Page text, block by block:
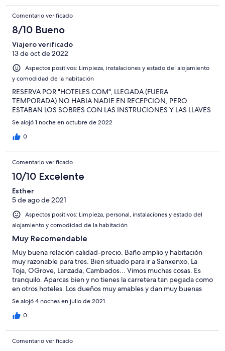
Comentario verificado
8/10 Bueno
Viajero verificado
13 de oct de 2022
Aspectos positivos: Limpieza, instalaciones y estado del alojamiento
y comodidad de la habitación
RESERVA POR "HOTELES.COM", LLEGADA (FUERA
TEMPORADA) NO HABIA NADIE EN RECEPCION, PERO
ESTABAN LOS SOBRES CON LAS INSTRUCIONES Y LAS LLAVES
Se alojó 1 noche en octubre de 2022
0
Comentario verificado
10/10 Excelente
Esther
5 de ago de 2021
Aspectos positivos: Limpieza, personal, instalaciones y estado del
alojamiento y comodidad de la habitación
Muy Recomendable
Muy buena relación calidad-precio. Baño amplio y habitación
muy razonable para tres. Bien situado para ir a Sanxenxo, La
Toja, OGrove, Lanzada, Cambados... Vimos muchas cosas. Es
tranquilo. Aparcas bien y no tienes la carretera tan pegada como
en otros hoteles. Los dueños muy amables y dan muy buenas
revomendaciones. MUY RECOMENDABLE
Se alojó 4 noches en julio de 2021
0
Comentario verificado